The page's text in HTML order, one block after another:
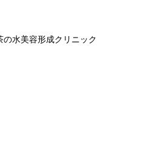
水美容形成クリニック